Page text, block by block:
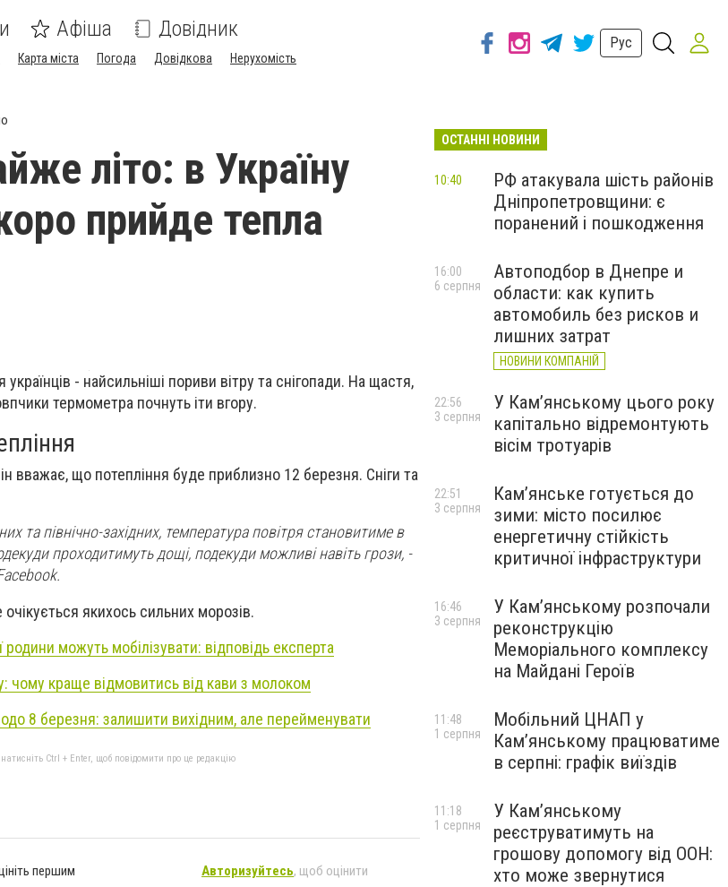
Афіша Довідник
Карта міста Погода Довідкова Нерухомість
Рус
літо: в Україну
прийде тепла
- найсильніші пориви вітру та снігопади. На щастя,
термометра почнуть іти вгору.
вважає, що потепління буде приблизно 12 березня. Сніги та
та північно-західних, температура повітря становитиме в
проходитимуть дощі, подекуди можливі навіть грози, -
очікується якихось сильних морозів.
родини можуть мобілізувати: відповідь експерта
чому краще відмовитись від кави з молоком
8 березня: залишити вихідним, але перейменувати
Ctrl + Enter, щоб повідомити про це редакцію
першим Авторизуйтесь, щоб оцінити
ОСТАННІ НОВИНИ
РФ атакувала шість районів
Дніпропетровщини: є
поранений і пошкодження
10:40
Автоподбор в Днепре и
области: как купить
автомобиль без рисков и
лишних затрат
НОВИНИ КОМПАНІЙ
16:00
6 серпня
У Кам’янському цього року
капітально відремонтують
вісім тротуарів
22:56
3 серпня
Кам’янське готується до
зими: місто посилює
енергетичну стійкість
критичної інфраструктури
22:51
3 серпня
У Кам’янському розпочали
реконструкцію
Меморіального комплексу
на Майдані Героїв
16:46
3 серпня
Мобільний ЦНАП у
Кам’янському працюватиме
в серпні: графік виїздів
11:48
1 серпня
У Кам’янському
реєструватимуть на
грошову допомогу від ООН:
хто може звернутися
11:18
1 серпня